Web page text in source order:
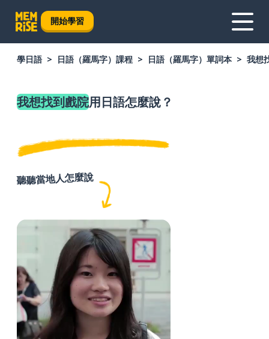
開始學習
學日語 日語（羅馬字）課程 日語（羅馬字）單詞本 我想
我想找到戲院用日語怎麼說？
聽聽當地人怎麼說